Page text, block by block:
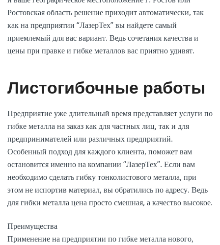
Ростовская область решение приходит автоматически, так
как на предприятии “ЛазерТех” вы найдете самый
приемлемый для вас вариант. Ведь сочетания качества и
цены при правке и гибке металлов вас приятно удивят.
Листогибочные работы
Предприятие уже длительный время представляет услуги по
гибке металла на заказ как для частных лиц, так и для
предпринимателей или различных предприятий.
Особенный подход для каждого клиента, поможет вам
остановится именно на компании “ЛазерТех”. Если вам
необходимо сделать гибку тонколистового металла, при
этом не испортив материал, вы обратились по адресу. Ведь
для гибки металла цена просто смешная, а качество высокое.
Преимущества
Применение на предприятии по гибке металла нового,